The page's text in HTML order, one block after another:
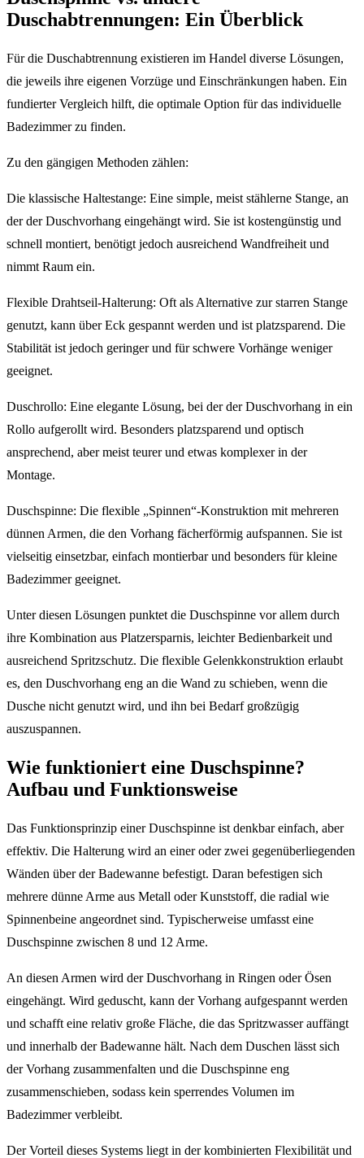
Duschabtrennungen: Ein Überblick
Für die Duschabtrennung existieren im Handel diverse Lösungen,
die jeweils ihre eigenen Vorzüge und Einschränkungen haben. Ein
fundierter Vergleich hilft, die optimale Option für das individuelle
Badezimmer zu finden.
Zu den gängigen Methoden zählen:
Die klassische Haltestange: Eine simple, meist stählerne Stange, an
der der Duschvorhang eingehängt wird. Sie ist kostengünstig und
schnell montiert, benötigt jedoch ausreichend Wandfreiheit und
nimmt Raum ein.
Flexible Drahtseil-Halterung: Oft als Alternative zur starren Stange
genutzt, kann über Eck gespannt werden und ist platzsparend. Die
Stabilität ist jedoch geringer und für schwere Vorhänge weniger
geeignet.
Duschrollo: Eine elegante Lösung, bei der der Duschvorhang in ein
Rollo aufgerollt wird. Besonders platzsparend und optisch
ansprechend, aber meist teurer und etwas komplexer in der
Montage.
Duschspinne: Die flexible „Spinnen“-Konstruktion mit mehreren
dünnen Armen, die den Vorhang fächerförmig aufspannen. Sie ist
vielseitig einsetzbar, einfach montierbar und besonders für kleine
Badezimmer geeignet.
Unter diesen Lösungen punktet die Duschspinne vor allem durch
ihre Kombination aus Platzersparnis, leichter Bedienbarkeit und
ausreichend Spritzschutz. Die flexible Gelenkkonstruktion erlaubt
es, den Duschvorhang eng an die Wand zu schieben, wenn die
Dusche nicht genutzt wird, und ihn bei Bedarf großzügig
auszuspannen.
Wie funktioniert eine Duschspinne?
Aufbau und Funktionsweise
Das Funktionsprinzip einer Duschspinne ist denkbar einfach, aber
effektiv. Die Halterung wird an einer oder zwei gegenüberliegenden
Wänden über der Badewanne befestigt. Daran befestigen sich
mehrere dünne Arme aus Metall oder Kunststoff, die radial wie
Spinnenbeine angeordnet sind. Typischerweise umfasst eine
Duschspinne zwischen 8 und 12 Arme.
An diesen Armen wird der Duschvorhang in Ringen oder Ösen
eingehängt. Wird geduscht, kann der Vorhang aufgespannt werden
und schafft eine relativ große Fläche, die das Spritzwasser auffängt
und innerhalb der Badewanne hält. Nach dem Duschen lässt sich
der Vorhang zusammenfalten und die Duschspinne eng
zusammenschieben, sodass kein sperrendes Volumen im
Badezimmer verbleibt.
Der Vorteil dieses Systems liegt in der kombinierten Flexibilität und